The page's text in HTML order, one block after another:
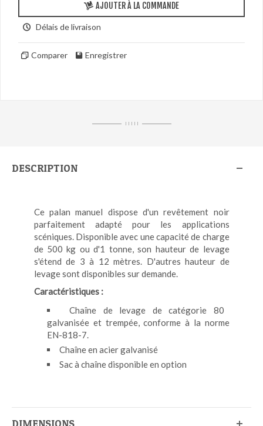
AJOUTER À LA COMMANDE
Délais de livraison
Comparer Enregistrer
I I I I I
DESCRIPTION
Ce palan manuel dispose d'un revêtement noir
parfaitement adapté pour les applications
scéniques. Disponible avec une capacité de charge
de 500 kg ou d'1 tonne, son hauteur de levage
s'étend de 3 à 12 mètres. D'autres hauteur de
levage sont disponibles sur demande.
Caractéristiques :
Chaîne de levage de catégorie 80
galvanisée et trempée, conforme à la norme
EN-818-7.
Chaîne en acier galvanisé
Sac à chaîne disponible en option
DIMENSIONS